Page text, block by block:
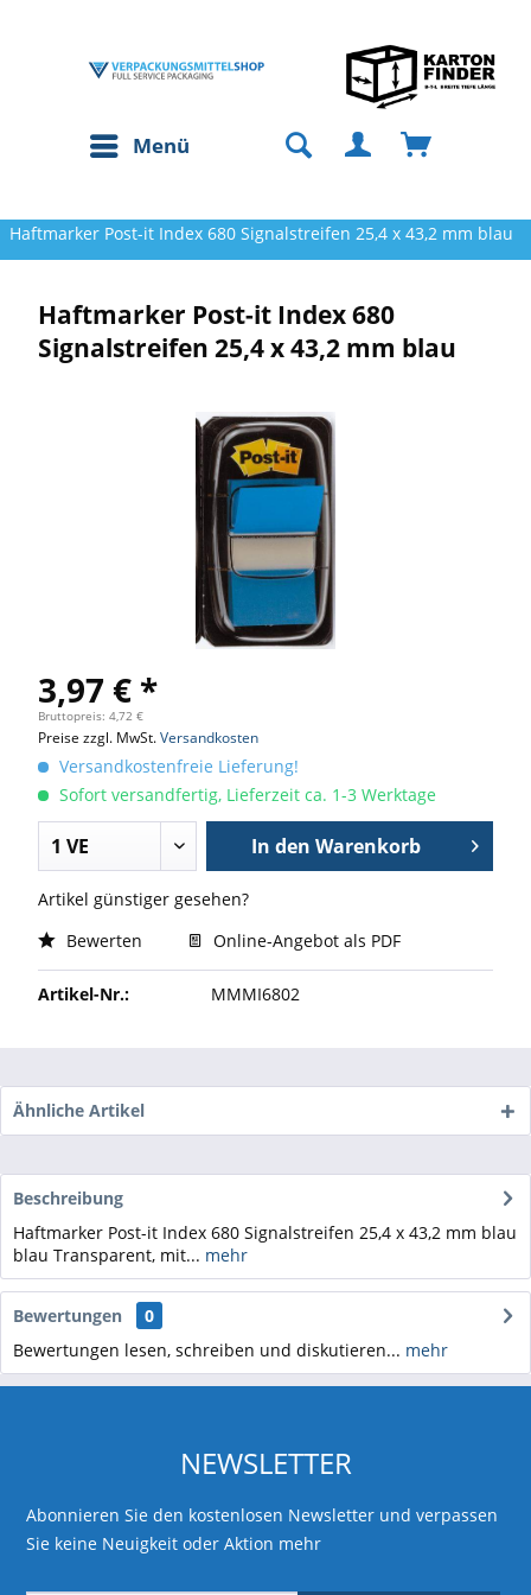
Menü
Haftmarker Post-it Index 680 Signalstreifen 25,4 x 43,2 mm blau
Haftmarker Post-it Index 680
Signalstreifen 25,4 x 43,2 mm blau
3,97 € *
Bruttopreis: 4,72 €
Preise zzgl. MwSt.Versandkosten
Versandkostenfreie Lieferung!
Sofort versandfertig, Lieferzeit ca. 1-3 Werktage
In den Warenkorb
Artikel günstiger gesehen?
Bewerten
Online-Angebot als PDF
Artikel-Nr.: MMMI6802
Ähnliche Artikel
Beschreibung
Haftmarker Post-it Index 680 Signalstreifen 25,4 x 43,2 mm blau
blau Transparent, mit... mehr
Bewertungen
0
Bewertungen lesen, schreiben und diskutieren... mehr
NEWSLETTER
Abonnieren Sie den kostenlosen Newsletter und verpassen
Sie keine Neuigkeit oder Aktion mehr